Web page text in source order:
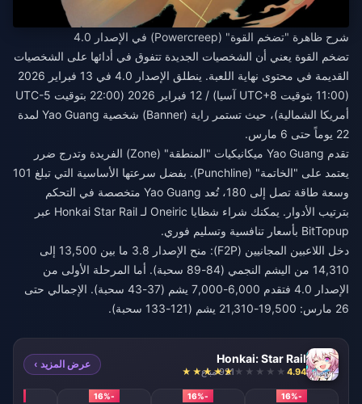
شرح ظاهرة "تضخم القوة" (Powercreep) في الإصدار 4.0
تضخم القوة يعني أن الشخصيات الجديدة تتفوق في أدائها على الشخصيات
القديمة في محتوى نهاية اللعبة. ينطلق الإصدار 4.0 في 13 فبراير 2026
(11:00 بتوقيت UTC+8 آسيا) / 12 فبراير 2026 (22:00 بتوقيت UTC-5
أمريكا الشمالية)، حيث تستمر راية (Banner) شخصية Yao Guang لمدة
22 يوماً حتى 6 مارس.
تقدم Yao Guang ميكانيكيات "المنطقة" (Zone) الفريدة وتدرج ضرر
يعتمد على "الخاتمة" (Punchline). بفضل سرعتها الأساسية التي تبلغ 101
وسعة طاقة تصل إلى 180، تُعد Yao Guang متخصصة في التحكم
بترتيب الأدوار. يمكنك شراء شظايا Oneiric لـ Honkai Star Rail
عبر
BitTopup بأسعار تنافسية وتسليم فوري.
دخل اللاعبين المجانيين (F2P): منح الإصدار 3.8 ما بين 13,500 إلى
14,310 من اليشم النجمي (84-89 سحبة). أما المرحلة الأولى من
الإصدار 4.0 فتقدم 6,000-7,000 يشم (37-43 سحبة). الإجمالي حتى
26 مارس: 19,500-21,310 يشم (121-133 سحبة).
Honkai: Star Rail
4.94 921 مباع
عرض المزيد ›
-16%
-16%
-16%